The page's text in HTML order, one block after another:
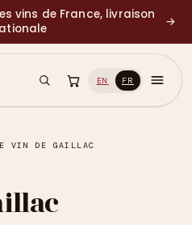
vins de France, livraison
→
EN FR
VIN DE GAILLAC